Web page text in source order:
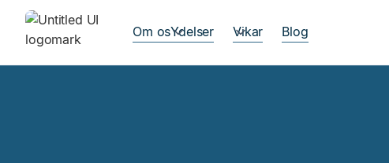
Om osYdelser Vikar Blog